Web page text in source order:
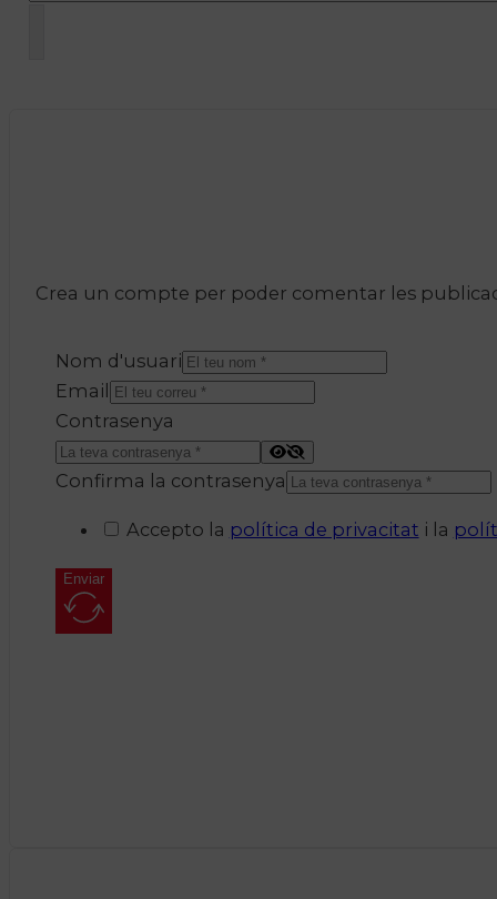
Crea un compte per poder comentar les
Nom d'usuari
Email
Contrasenya
Confirma la contrasenya
Accepto la política de privacitat i la
Enviar